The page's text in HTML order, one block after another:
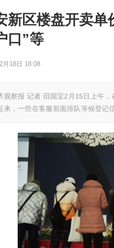
新区楼盘开卖单
口”等
月18日 18:08
观察报 记者 田国宝2月15日上午
来，一些在客服前面排队等候登记